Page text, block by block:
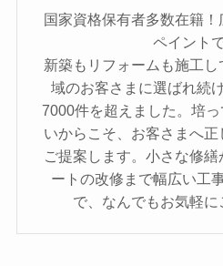
国家資格保有者多数在籍
ペイント
新築もリフォームも施工
域のお客さまに選ばれ続
7000件を超えました。培
いからこそ、お客さまへ
ご提案します。小さな修
ートの改修まで幅広い工
で、なんでもお気軽に